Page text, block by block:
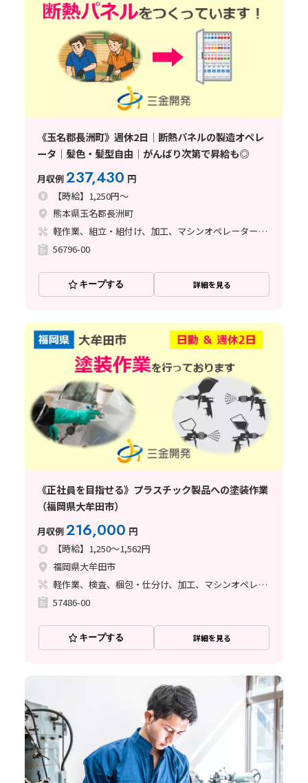
《玉名郡長洲町》週休2日｜断熱パネルの製造オペレ
ータ｜髪色・髪型自由｜がんばり次第で昇給も◎
月収例237,430 円
【時給】1,250円～
熊本県玉名郡長洲町
軽作業、組立・組付け、加工、マシンオペレーター、立ち作業、バリ取り
56796-00
キープする 詳細を見る
《正社員を目指せる》プラスチック製品への塗装作業
（福岡県大牟田市）
月収例216,000 円
【時給】1,250～1,562円
福岡県大牟田市
軽作業、検査、梱包・仕分け、加工、マシンオペレーター、立ち作業、塗装、バリ取り
57486-00
キープする 詳細を見る